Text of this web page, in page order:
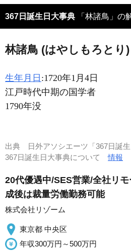
367日誕生日大事典 「林諸鳥」の
林諸鳥 (はやしもろとり)
生年月日 :1720年1月4日
江戸時代中期の国学者
1790年没
出典
日外アソシエーツ「367日誕生
367日誕生日大事典について情報
20代優遇中/SES営業/全社リ
成後は裁量労働勤務可能
株式会社リゾーム
東京都 中央区
年収300万円～500万円